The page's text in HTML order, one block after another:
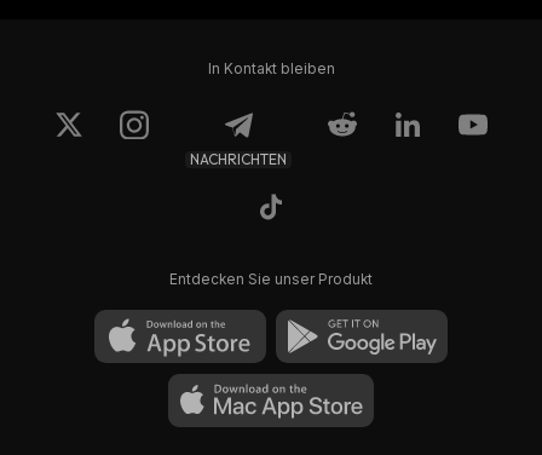
In Kontakt bleiben
NACHRICHTEN
Entdecken Sie unser Produkt